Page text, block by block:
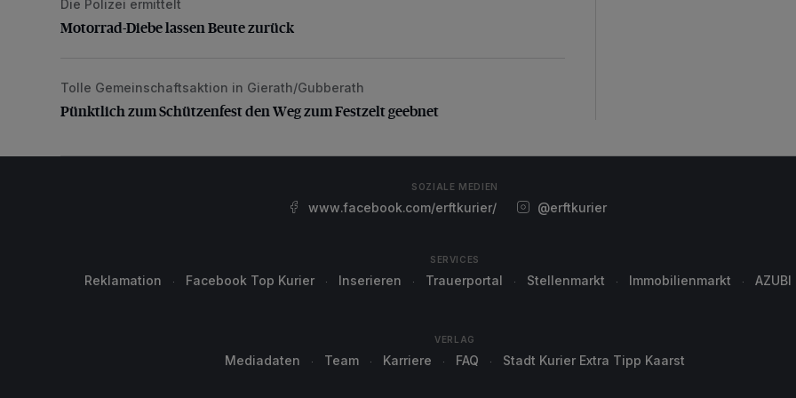
Motorrad-Diebe lassen Beute zurück
Die Polizei ermittelt
Motorrad-Diebe lassen Beute zurück
Pünktlich zum Schützenfest den Weg zum Festzelt geebnet
Tolle Gemeinschaftsaktion in Gierath/Gubberath
Pünktlich zum Schützenfest den Weg zum Festzelt geebnet
SOZIALE MEDIEN
www.facebook.com/erftkurier/ @erftkurier
SERVICES
Reklamation Facebook Top Kurier Inserieren Trauerportal Stellenmarkt Immobilienmarkt AZUBI
VERLAG
Mediadaten Team Karriere FAQ Stadt Kurier Extra Tipp Kaarst